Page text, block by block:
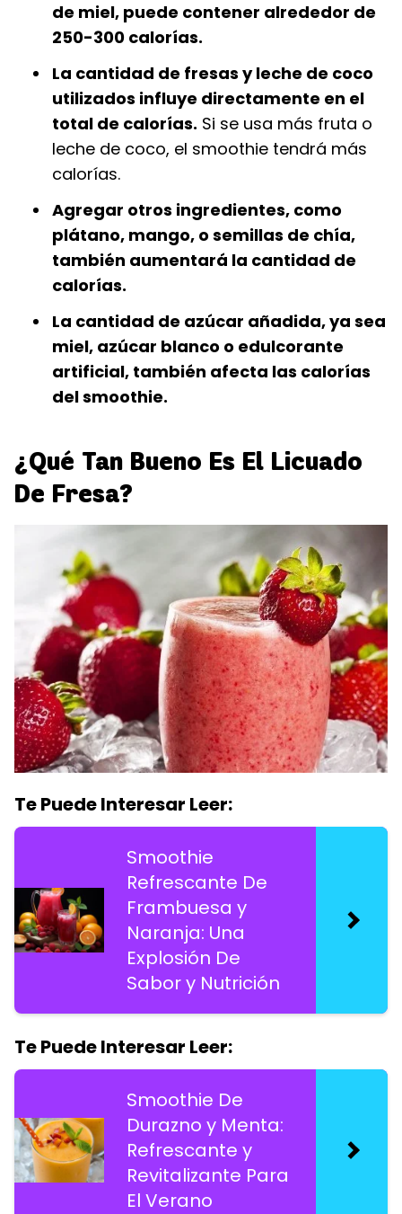
de miel, puede contener alrededor de
250-300 calorías.
La cantidad de fresas y leche de coco
utilizados influye directamente en el
total de calorías. Si se usa más fruta o
leche de coco, el smoothie tendrá más
calorías.
Agregar otros ingredientes, como
plátano, mango, o semillas de chía,
también aumentará la cantidad de
calorías.
La cantidad de azúcar añadida, ya sea
miel, azúcar blanco o edulcorante
artificial, también afecta las calorías
del smoothie.
¿Qué Tan Bueno Es El Licuado
De Fresa?
Te Puede Interesar Leer:
Smoothie
Refrescante De
Frambuesa y
Naranja: Una
Explosión De
Sabor y Nutrición
Te Puede Interesar Leer:
Smoothie De
Durazno y Menta:
Refrescante y
Revitalizante Para
El Verano